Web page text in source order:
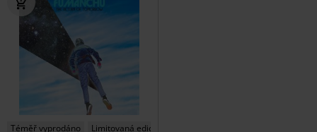
Téměř vyprodáno Limitovaná edice